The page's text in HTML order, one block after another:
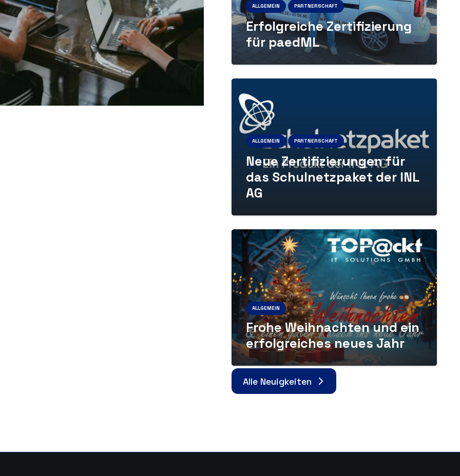
ALLGEMEIN PARTNERSCHAFT
Erfolgreiche Zertifizierung
für paedML
ALLGEMEIN PARTNERSCHAFT
Neue Zertifizierungen für
das Schulnetzpaket der INL
AG
ALLGEMEIN
Frohe Weihnachten und ein
erfolgreiches neues Jahr
Alle Neuigkeiten arrow_forward_ios